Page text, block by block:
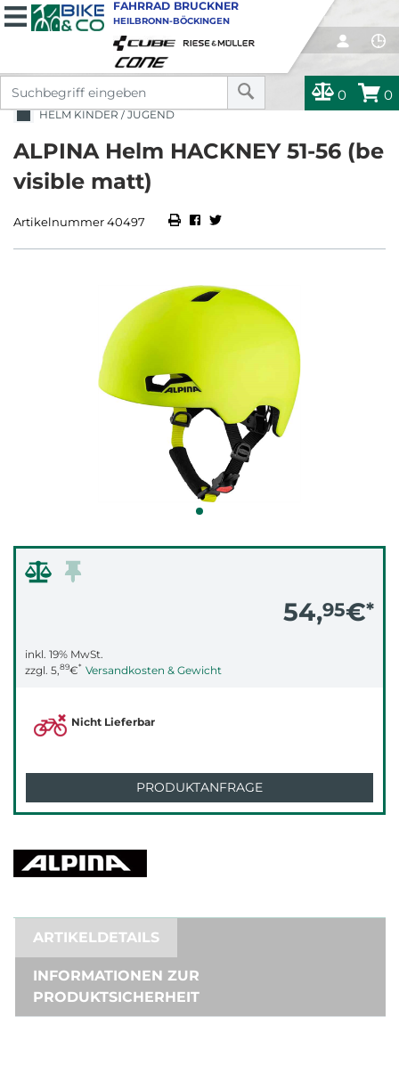
0 0
FAHRRAD BRUCKNER
HEILBRONN-BÖCKINGEN
HELM KINDER / JUGEND
ALPINA Helm HACKNEY 51-56 (be
visible matt)
Artikelnummer 40497
54,95€*
inkl. 19% MwSt.
zzgl. 5,89€* Versandkosten & Gewicht
Nicht Lieferbar
PRODUKTANFRAGE
ARTIKELDETAILS
INFORMATIONEN ZUR
PRODUKTSICHERHEIT